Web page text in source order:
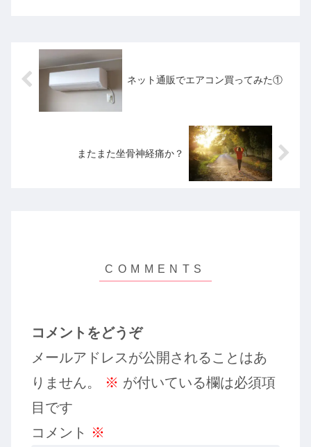
ネット通販でエアコン買ってみた①
またまた坐骨神経痛か？
コメントをどうぞ
メールアドレスが公開されることはあ
りません。
※ が付いている欄は必須項
目です
コメント ※